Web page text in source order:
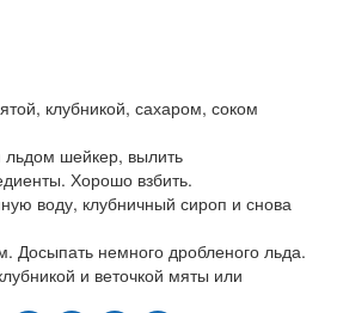
клубникой, сахаром, соком
шейкер, вылить
Хорошо взбить.
воду, клубничный сироп и снова
Досыпать немного дробленого льда.
и веточкой мяты или